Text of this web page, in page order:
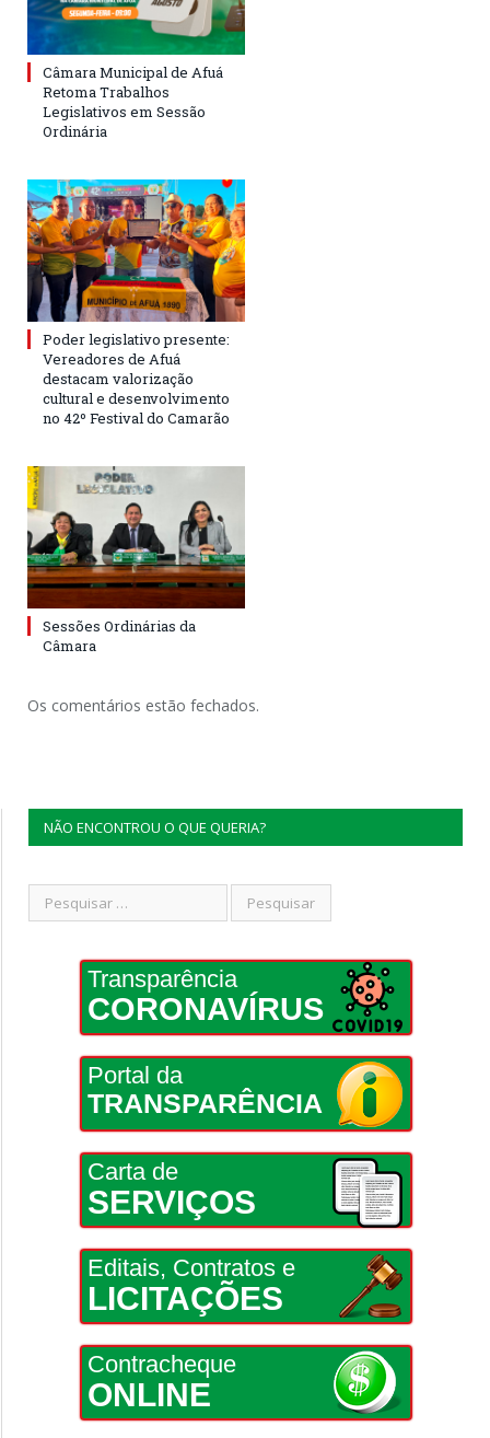
Câmara Municipal de Afuá
Retoma Trabalhos
Legislativos em Sessão
Ordinária
Poder legislativo presente:
Vereadores de Afuá
destacam valorização
cultural e desenvolvimento
no 42º Festival do Camarão
Sessões Ordinárias da
Câmara
Os comentários estão fechados.
NÃO ENCONTROU O QUE QUERIA?
Transparência
CORONAVÍRUS
Portal da
TRANSPARÊNCIA
Carta de
SERVIÇOS
Editais, Contratos e
LICITAÇÕES
Contracheque
ONLINE